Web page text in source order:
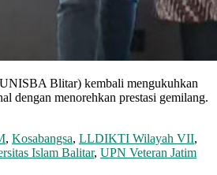
Blitar) kembali mengukuhkan
dengan menorehkan prestasi gemilang.
, Kosabangsa, LLDIKTI Wilayah VII,
Islam Balitar, UPN Veteran Jatim